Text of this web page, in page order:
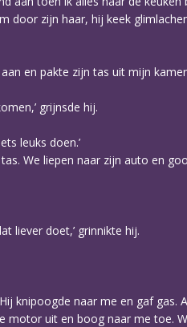
door zijn haar, hij keek
en pakte zijn tas uit mijn
grijnsde hij.
leuks doen.’
We liepen naar zijn auto en
liever doet,’ grinnikte hij.
knipoogde naar me en gaf
uit en boog naar me toe.